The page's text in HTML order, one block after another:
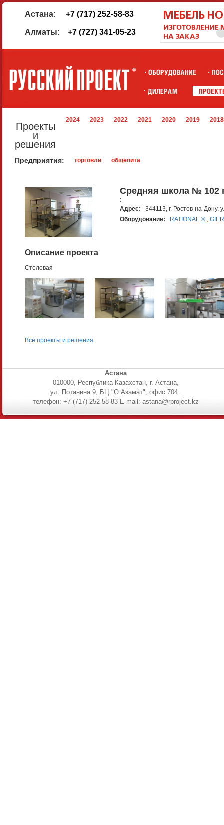
Астана: +7 (717) 252-58-83
Алматы: +7 (727) 341-05-23
Проекты
и
решения
2024 2023 2022 2021 2020 2019 2018
Предприятия: торговли общепита
Средняя школа № 102
:
Адрес:
344113, г. Ростов-на-Дону,
Оборудование:
RATIONAL ® ,
Описание проекта
Столовая
Все проекты и решения
Астана
010000, Республика Казахстан, г. Астана,
ул. Потанина 9, БЦ "О Азамат", офис 704 .
телефон: +7 (717) 252-58-83 E-mail: astana@rproject.kz